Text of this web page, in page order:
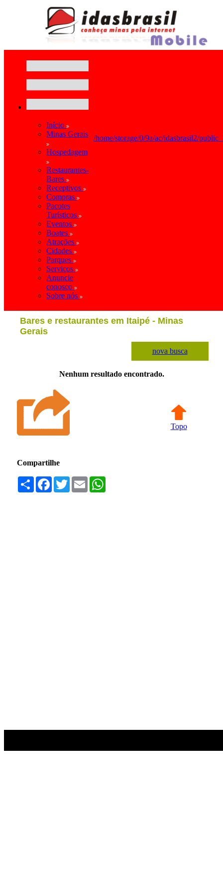
Início
Minas Gerais
Hospedagem
Restaurantes-
Bares
Receptivos
Compras
Pacotes
Turísticos
Eventos
Boates
Atrações
Cidades
Parques
Serviços
Anuncie
conosco
Sobre nós
/home/storage/0/9a/ac/idasbrasil2/
Bares e restaurantes em Itaipé - Minas
Gerais
nova busca
Nenhum resultado encontrado.
Topo
Compartilhe
Compartilhar
Facebook
TwitterEmail